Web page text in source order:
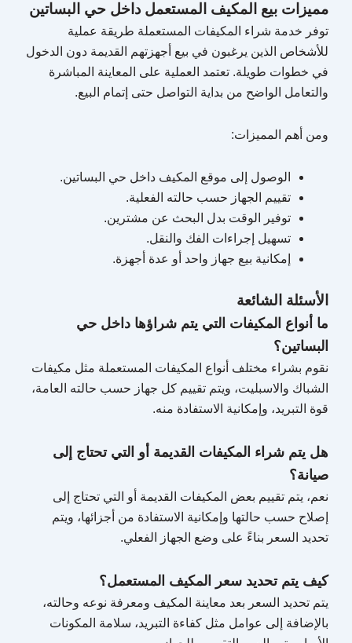
مميزات بيع المكيف المستعمل داخل حي البساتين
توفر خدمة شراء المكيفات المستعملة طريقة عملية
للأشخاص الذين يرغبون في بيع أجهزتهم القديمة دون الدخول
في خطوات طويلة. تعتمد العملية على المعاينة المباشرة
والتعامل الواضح من بداية التواصل حتى إتمام البيع.
ومن أهم المميزات:
الوصول إلى موقع المكيف داخل حي البساتين.
تقييم الجهاز حسب حالته الفعلية.
توفير الوقت بدل البحث عن مشترين.
تسهيل إجراءات الفك والنقل.
إمكانية بيع جهاز واحد أو عدة أجهزة.
الأسئلة الشائعة
ما أنواع المكيفات التي يتم شراؤها داخل حي
البساتين؟
نقوم بشراء مختلف أنواع المكيفات المستعملة مثل مكيفات
الشباك والاسبليت، ويتم تقييم كل جهاز حسب حالته العامة،
قوة التبريد، وإمكانية الاستفادة منه.
هل يتم شراء المكيفات القديمة أو التي تحتاج إلى
صيانة؟
نعم، يتم تقييم بعض المكيفات القديمة أو التي تحتاج إلى
إصلاح حسب حالتها وإمكانية الاستفادة من أجزائها، ويتم
تحديد السعر بناءً على وضع الجهاز الفعلي.
كيف يتم تحديد سعر المكيف المستعمل؟
يتم تحديد السعر بعد معاينة المكيف ومعرفة نوعه وحالته،
بالإضافة إلى عوامل مثل كفاءة التبريد، سلامة المكونات